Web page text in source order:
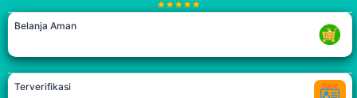
Belanja Aman
Terverifikasi